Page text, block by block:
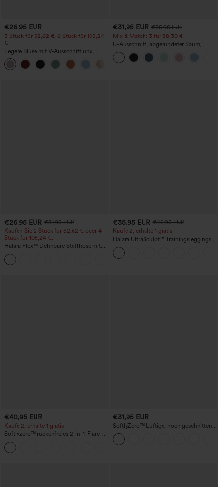
€26,95 EUR
3 Stück für 52,62 €, 6 Stück für 105,24
€
Legere Bluse mit V-Ausschnitt und
kurzen Puffärmeln
€31,95 EUR €35,95 EUR
Mix & Match: 3 für 88,30 €
U-Ausschnitt, abgerundeter Saum,
InstantCool Yoga-Trägertop – UPF50+
€26,95 EUR €31,95 EUR
Kaufen Sie 2 Stück für 52,62 € oder 4
Stück für 105,24 €.
Halara Flex™ Dehnbare Stoffhose mit
hohem Bund, Waffelmuster,
Seitentaschen und weitem Bein
€35,95 EUR €40,95 EUR
Kaufe 2, erhalte 1 gratis
Halara UltraSculpt™ Trainingsleggings
mit hohem Bund – raffende Push-up-
Po-Form, Bauchkontrolle, Taschen und
formende Passform
€40,95 EUR
Kaufe 2, erhalte 1 gratis
Softlyzero™ rückenfreies 2-in-1-Flare-
Trainingskleid – Wannabe – Easy Peezy
€31,95 EUR
SoftlyZero™ Luftige, hoch geschnittene,
geraffte InstantCool-Yogashorts 3'' mit
Taschen